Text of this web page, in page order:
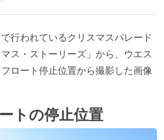
行われているクリスマスパレード
ス・ストーリーズ」から、ウエス
ロート停止位置から撮影した画像
トの停止位置